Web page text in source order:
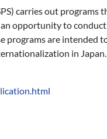
carries out programs
opportunity to
programs are intended
in Japan.